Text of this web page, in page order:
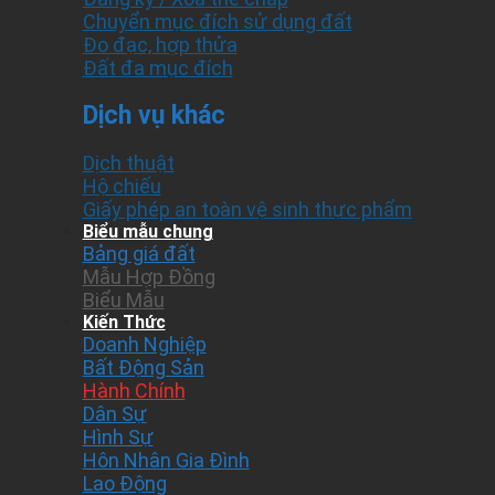
Chuyển mục đích sử dụng đất
Đo đạc, hợp thửa
Đất đa mục đích
Dịch vụ khác
Dịch thuật
Hộ chiếu
Giấy phép an toàn vệ sinh thực phẩm
Biểu mẫu chung
Bảng giá đất
Mẫu Hợp Đồng
Biểu Mẫu
Kiến Thức
Doanh Nghiệp
Bất Động Sản
Hành Chính
Dân Sự
Hình Sự
Hôn Nhân Gia Đình
Lao Động